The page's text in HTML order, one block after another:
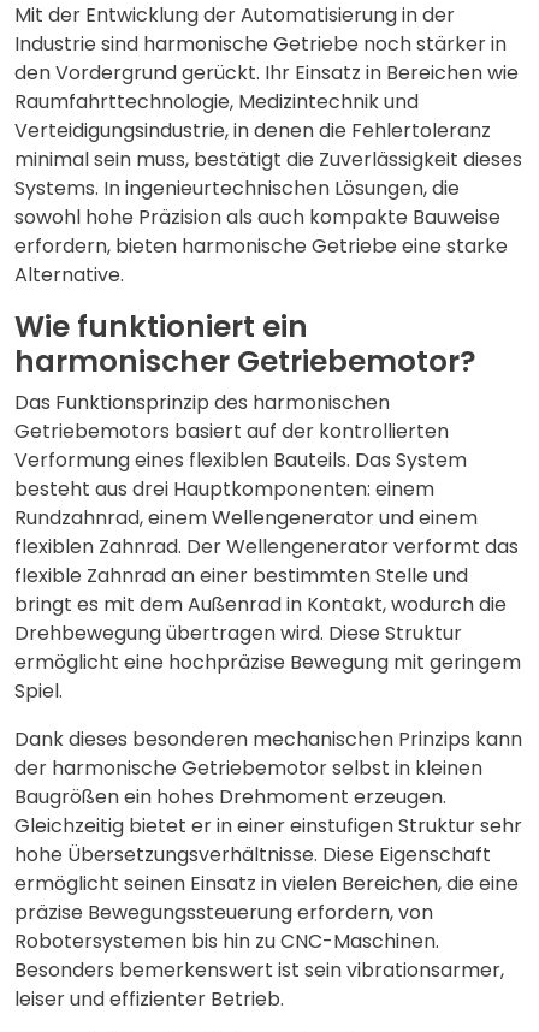
Mit der Entwicklung der Automatisierung in der
Industrie sind harmonische Getriebe noch stärker in
den Vordergrund gerückt. Ihr Einsatz in Bereichen wie
Raumfahrttechnologie, Medizintechnik und
Verteidigungsindustrie, in denen die Fehlertoleranz
minimal sein muss, bestätigt die Zuverlässigkeit dieses
Systems. In ingenieurtechnischen Lösungen, die
sowohl hohe Präzision als auch kompakte Bauweise
erfordern, bieten harmonische Getriebe eine starke
Alternative.
Wie funktioniert ein
harmonischer Getriebemotor?
Das Funktionsprinzip des harmonischen
Getriebemotors basiert auf der kontrollierten
Verformung eines flexiblen Bauteils. Das System
besteht aus drei Hauptkomponenten: einem
Rundzahnrad, einem Wellengenerator und einem
flexiblen Zahnrad. Der Wellengenerator verformt das
flexible Zahnrad an einer bestimmten Stelle und
bringt es mit dem Außenrad in Kontakt, wodurch die
Drehbewegung übertragen wird. Diese Struktur
ermöglicht eine hochpräzise Bewegung mit geringem
Spiel.
Dank dieses besonderen mechanischen Prinzips kann
der harmonische Getriebemotor selbst in kleinen
Baugrößen ein hohes Drehmoment erzeugen.
Gleichzeitig bietet er in einer einstufigen Struktur sehr
hohe Übersetzungsverhältnisse. Diese Eigenschaft
ermöglicht seinen Einsatz in vielen Bereichen, die eine
präzise Bewegungssteuerung erfordern, von
Robotersystemen bis hin zu CNC-Maschinen.
Besonders bemerkenswert ist sein vibrationsarmer,
leiser und effizienter Betrieb.